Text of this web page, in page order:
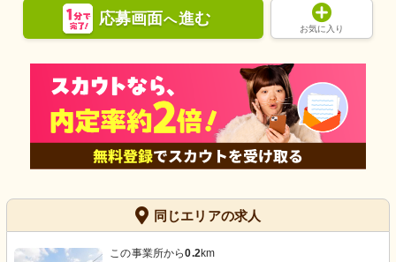
応募画面へ進む
お気に入り
同じエリアの求人
この事業所から0.2km